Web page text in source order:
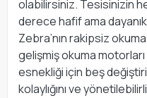
olabilirsiniz. Tesisinizin
derece hafif ama
Zebra’nın rakipsiz
gelişmiş okuma
esnekliği için beş
kolaylığını ve